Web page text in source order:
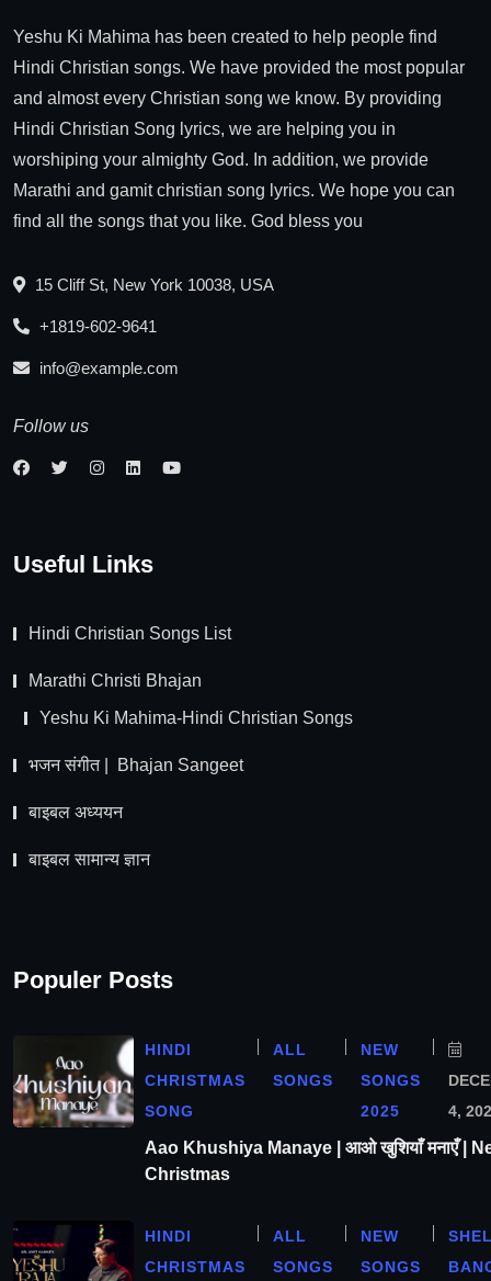
Yeshu Ki Mahima has been created to help people find
Hindi Christian songs. We have provided the most popular
and almost every Christian song we know. By providing
Hindi Christian Song lyrics, we are helping you in
worshiping your almighty God. In addition, we provide
Marathi and gamit christian song lyrics. We hope you can
find all the songs that you like. God bless you
15 Cliff St, New York 10038, USA
+1819-602-9641
info@example.com
Follow us
Useful Links
Hindi Christian Songs List
Marathi Christi Bhajan
Yeshu Ki Mahima-Hindi Christian Songs
भजन संगीत | Bhajan Sangeet
बाइबल अध्ययन
बाइबल सामान्य ज्ञान
Populer Posts
HINDI
CHRISTMAS
SONG
ALL
SONGS
NEW
SONGS
2025
4,
Aao Khushiya Manaye | आओ खुशियाँ मनाएँ |
Christmas
HINDI
CHRISTMAS
ALL
SONGS
NEW
SONGS